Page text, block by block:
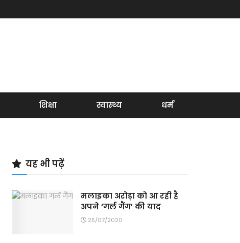
शिक्षा स्वास्थ्य धर्म
यह भी पढ़ें
मलाइका अरोड़ा को आ रही है
अपने ‘गर्ल गैंग’ की याद
25/07/2020